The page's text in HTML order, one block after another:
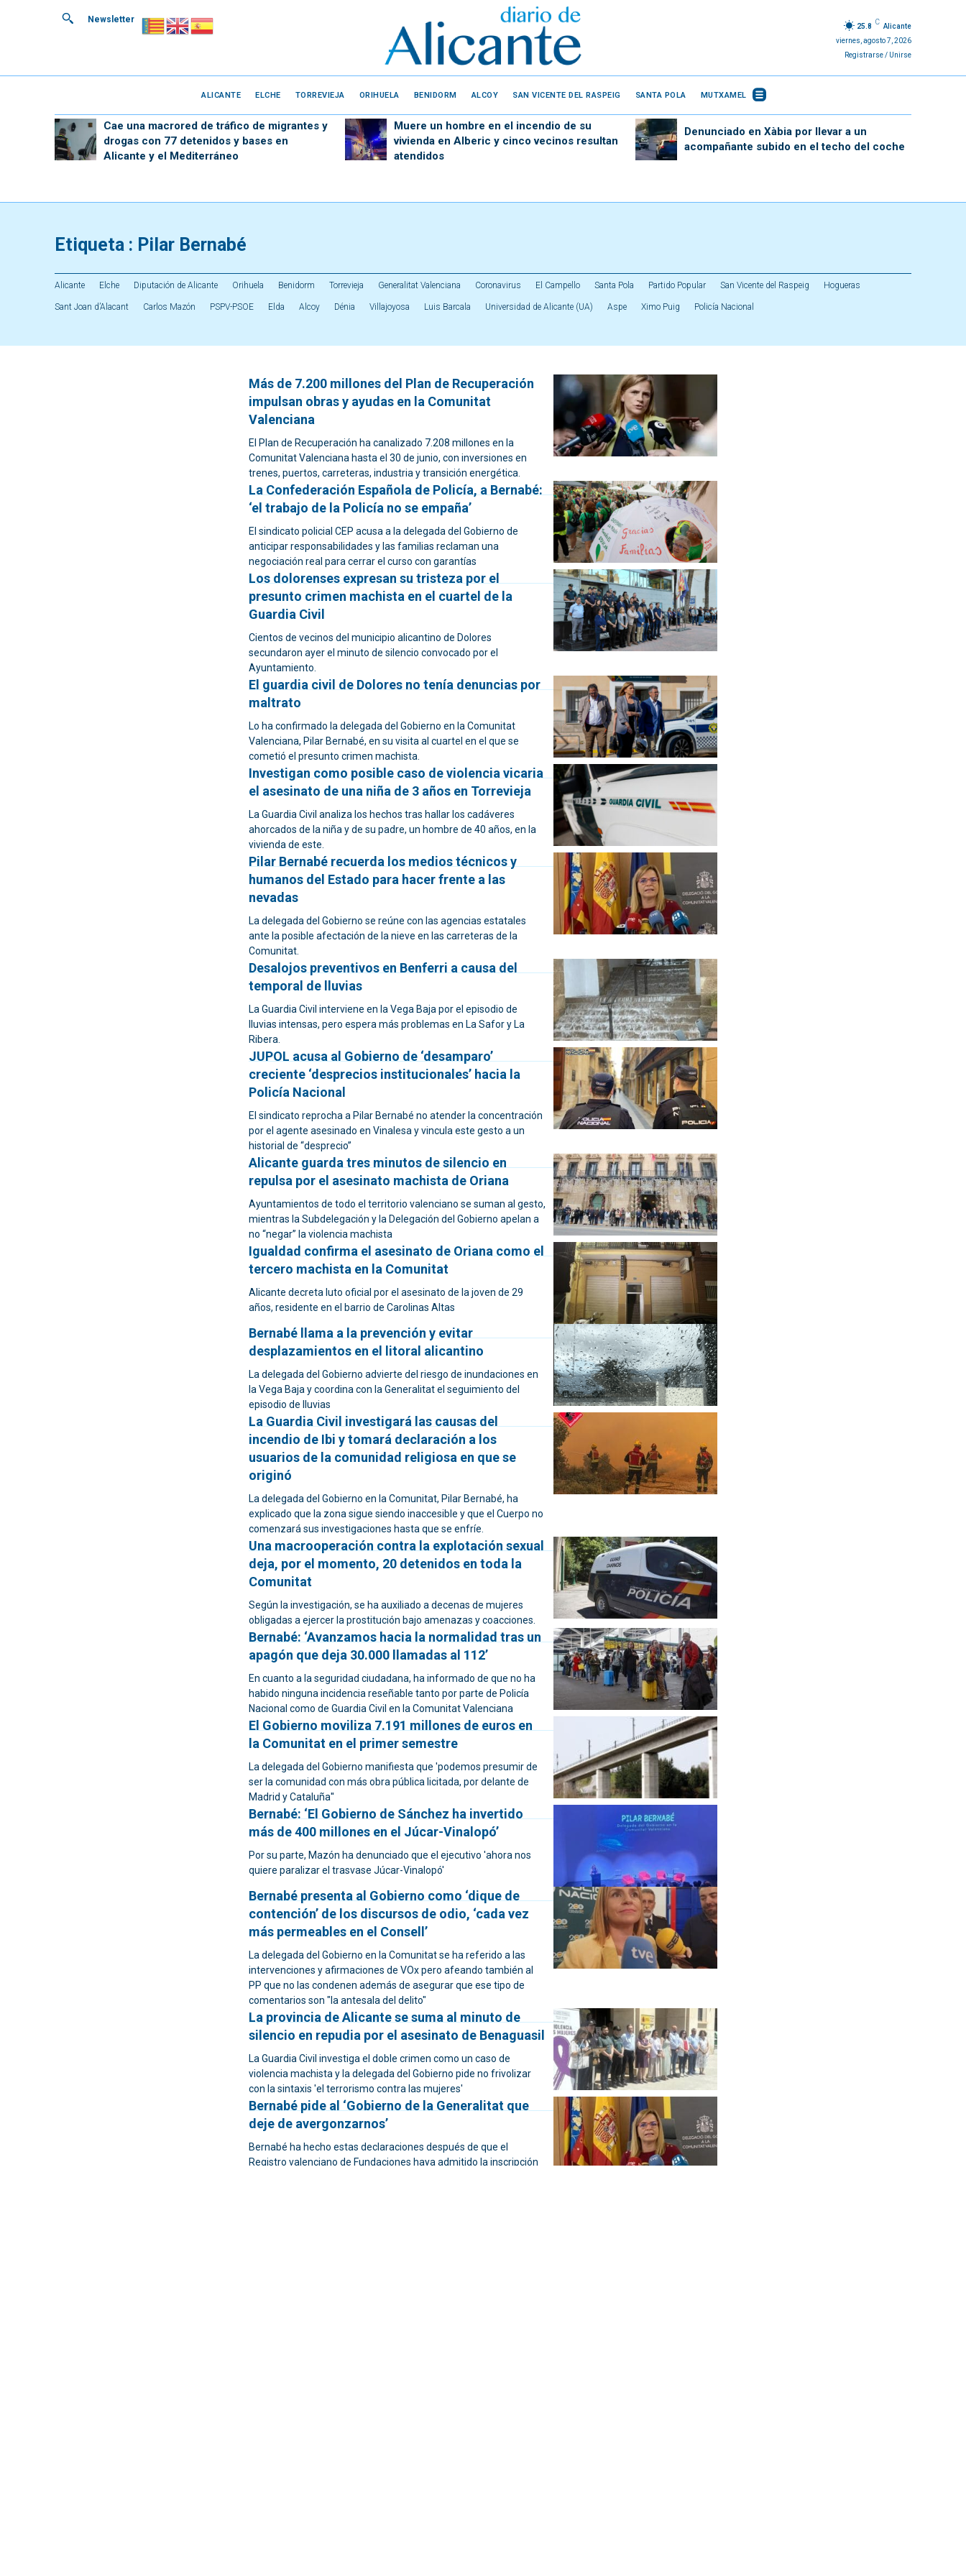
Newsletter
25.8
C
Alicante
viernes, agosto 7, 2026
Registrarse / Unirse
ALICANTE ELCHE TORREVIEJA ORIHUELA BENIDORM ALCOY SAN VICENTE DEL RASPEIG SANTA POLA MUTXAMEL
Cae una macrored de tráfico de migrantes y
drogas con 77 detenidos y bases en
Alicante y el Mediterráneo
Muere un hombre en el incendio de su
vivienda en Alberic y cinco vecinos resultan
atendidos
Denunciado en Xàbia por llevar a un
acompañante subido en el techo del coche
Etiqueta : Pilar Bernabé
Alicante Elche Diputación de Alicante Orihuela Benidorm Torrevieja Generalitat Valenciana Coronavirus El Campello Santa Pola Partido Popular San Vicente del Raspeig Hogueras
Sant Joan d’Alacant Carlos Mazón PSPV-PSOE Elda Alcoy Dénia Villajoyosa Luis Barcala Universidad de Alicante (UA) Aspe Ximo Puig Policía Nacional
Más de 7.200 millones del Plan de Recuperación
impulsan obras y ayudas en la Comunitat
Valenciana
El Plan de Recuperación ha canalizado 7.208 millones en la
Comunitat Valenciana hasta el 30 de junio, con inversiones en
trenes, puertos, carreteras, industria y transición energética.
La Confederación Española de Policía, a Bernabé:
‘el trabajo de la Policía no se empaña’
El sindicato policial CEP acusa a la delegada del Gobierno de
anticipar responsabilidades y las familias reclaman una
negociación real para cerrar el curso con garantías
Los dolorenses expresan su tristeza por el
presunto crimen machista en el cuartel de la
Guardia Civil
Cientos de vecinos del municipio alicantino de Dolores
secundaron ayer el minuto de silencio convocado por el
Ayuntamiento.
El guardia civil de Dolores no tenía denuncias por
maltrato
Lo ha confirmado la delegada del Gobierno en la Comunitat
Valenciana, Pilar Bernabé, en su visita al cuartel en el que se
cometió el presunto crimen machista.
Investigan como posible caso de violencia vicaria
el asesinato de una niña de 3 años en Torrevieja
La Guardia Civil analiza los hechos tras hallar los cadáveres
ahorcados de la niña y de su padre, un hombre de 40 años, en la
vivienda de este.
Pilar Bernabé recuerda los medios técnicos y
humanos del Estado para hacer frente a las
nevadas
La delegada del Gobierno se reúne con las agencias estatales
ante la posible afectación de la nieve en las carreteras de la
Comunitat.
Desalojos preventivos en Benferri a causa del
temporal de lluvias
La Guardia Civil interviene en la Vega Baja por el episodio de
lluvias intensas, pero espera más problemas en La Safor y La
Ribera.
JUPOL acusa al Gobierno de ‘desamparo’
creciente ‘desprecios institucionales’ hacia la
Policía Nacional
El sindicato reprocha a Pilar Bernabé no atender la concentración
por el agente asesinado en Vinalesa y vincula este gesto a un
historial de “desprecio”
Alicante guarda tres minutos de silencio en
repulsa por el asesinato machista de Oriana
Ayuntamientos de todo el territorio valenciano se suman al gesto,
mientras la Subdelegación y la Delegación del Gobierno apelan a
no “negar” la violencia machista
Igualdad confirma el asesinato de Oriana como el
tercero machista en la Comunitat
Alicante decreta luto oficial por el asesinato de la joven de 29
años, residente en el barrio de Carolinas Altas
Bernabé llama a la prevención y evitar
desplazamientos en el litoral alicantino
La delegada del Gobierno advierte del riesgo de inundaciones en
la Vega Baja y coordina con la Generalitat el seguimiento del
episodio de lluvias
La Guardia Civil investigará las causas del
incendio de Ibi y tomará declaración a los
usuarios de la comunidad religiosa en que se
originó
La delegada del Gobierno en la Comunitat, Pilar Bernabé, ha
explicado que la zona sigue siendo inaccesible y que el Cuerpo no
comenzará sus investigaciones hasta que se enfríe.
Una macrooperación contra la explotación sexual
deja, por el momento, 20 detenidos en toda la
Comunitat
Según la investigación, se ha auxiliado a decenas de mujeres
obligadas a ejercer la prostitución bajo amenazas y coacciones.
Bernabé: ‘Avanzamos hacia la normalidad tras un
apagón que deja 30.000 llamadas al 112’
En cuanto a la seguridad ciudadana, ha informado de que no ha
habido ninguna incidencia reseñable tanto por parte de Policía
Nacional como de Guardia Civil en la Comunitat Valenciana
El Gobierno moviliza 7.191 millones de euros en
la Comunitat en el primer semestre
La delegada del Gobierno manifiesta que 'podemos presumir de
ser la comunidad con más obra pública licitada, por delante de
Madrid y Cataluña''
Bernabé: ‘El Gobierno de Sánchez ha invertido
más de 400 millones en el Júcar-Vinalopó’
Por su parte, Mazón ha denunciado que el ejecutivo 'ahora nos
quiere paralizar el trasvase Júcar-Vinalopó'
Bernabé presenta al Gobierno como ‘dique de
contención’ de los discursos de odio, ‘cada vez
más permeables en el Consell’
La delegada del Gobierno en la Comunitat se ha referido a las
intervenciones y afirmaciones de VOx pero afeando también al
PP que no las condenen además de asegurar que ese tipo de
comentarios son "la antesala del delito"
La provincia de Alicante se suma al minuto de
silencio en repudia por el asesinato de Benaguasil
La Guardia Civil investiga el doble crimen como un caso de
violencia machista y la delegada del Gobierno pide no frivolizar
con la sintaxis 'el terrorismo contra las mujeres'
Bernabé pide al ‘Gobierno de la Generalitat que
deje de avergonzarnos’
Bernabé ha hecho estas declaraciones después de que el
Registro valenciano de Fundaciones haya admitido la inscripción